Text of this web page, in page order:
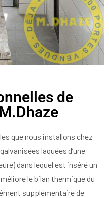
de
que nous installons chez
laquées d’une
dans lequel est inséré un
le bilan thermique du
supplémentaire de